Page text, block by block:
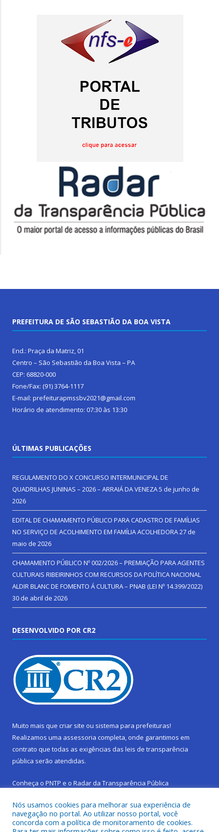
PREFEITURA DE SÃO SEBASTIÃO DA BOA VISTA
End.: Praça da Matriz, 01
Centro – São Sebastião da Boa Vista – PA
CEP: 68820-000
Fone/Fax: (91) 3764-1117
E-mail: prefeiturapmssbv2021@gmail.com
Horário de atendimento: 07:30 às 13:30
ÚLTIMAS PUBLICAÇÕES
REGULAMENTO DO X CONCURSO INTERMUNICIPAL DE
QUADRILHAS JUNINAS – 2026 – ARRAIÁ DA VENEZA5 de junho de
2026
EDITAL DE CHAMAMENTO PÚBLICO PARA CADASTRO DE FAMÍLIAS
NO SERVIÇO DE ACOLHIMENTO EM FAMÍLIA ACOLHEDORA27 de
maio de 2026
CHAMAMENTO PÚBLICO Nº 002/2026 – PREMIAÇÃO PARA AGENTES
CULTURAIS RIBEIRINHOS COM RECURSOS DA POLÍTICA NACIONAL
ALDIR BLANC DE FOMENTO Á CULTURA – PNAB (LEI Nº 14.399/2022)
30 de abril de 2026
DESENVOLVIDO POR CR2
Muito mais que criar site ou sistema para prefeituras!
Realizamos uma assessoria completa, onde garantimos em
contrato que todas as exigências das leis de transparência
pública serão atendidas.
Conheça o PNTP e o Radar da Transparência Pública
Nós usamos cookies para melhorar sua experiência de
navegação no portal. Ao utilizar nosso portal, você
concorda com a política de monitoramento de cookies.